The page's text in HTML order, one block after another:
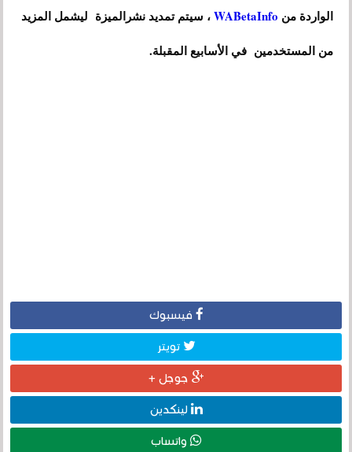
الواردة من WABetaInfo ، سيتم تمديد نشرالميزة ليشمل المزيد
من المستخدمين في الأسابيع المقبلة.
فيسبوك
تويتر
جوجل +
لينكدين
واتساب